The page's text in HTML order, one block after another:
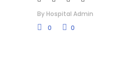
By Hospital Admin
0
0